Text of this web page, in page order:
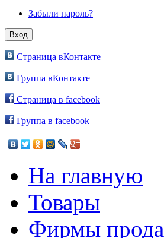
Забыли пароль?
Страница вКонтакте
Группа вКонтакте
Страница в facebook
Группа в facebook
На главную
Товары
Фирмы